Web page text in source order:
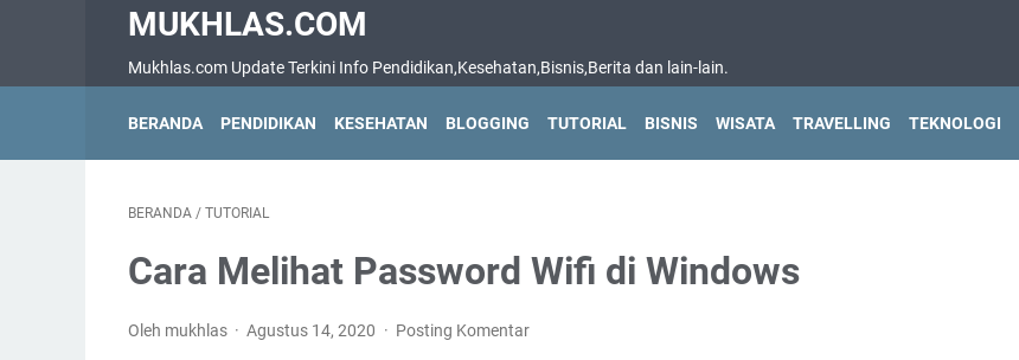
MUKHLAS.COM
Mukhlas.com Update Terkini Info Pendidikan,Kesehatan,Bisnis,Berita dan lain-lain.
BERANDA PENDIDIKAN KESEHATAN BLOGGING TUTORIAL BISNIS WISATA TRAVELLING TEKNOLOGI
BERANDA / TUTORIAL
Cara Melihat Password Wifi di Windows
Oleh mukhlas Agustus 14, 2020 Posting Komentar